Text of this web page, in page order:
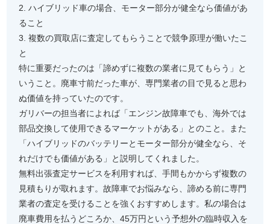
2. ハイブリッド車の場合、モーター部分が健全なら価値があ
ること
3. 複数の買取店に査定してもらうことで競争原理が働いたこ
と
特に重要だったのは「諦めずに複数の業者に見てもらう」と
いうこと。廃車寸前だった車が、専門業者の目で見ると思わ
ぬ価値を持っていたのです。
ガリバーの担当者によれば「エンジン故障車でも、海外では
部品交換して使用できるマーケットがある」とのこと。また
「ハイブリッドのバッテリーとモーター部分が健全なら、そ
れだけでも価値がある」と説明してくれました。
無料出張査定サービスを利用すれば、手間もかからず複数の
見積もりが取れます。故障車でお悩みなら、諦める前に専門
業者の査定を受けることを強くおすすめします。私の場合は
廃車費用を払うどころか、45万円という予想外の臨時収入を